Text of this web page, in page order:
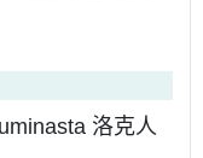
洛克人